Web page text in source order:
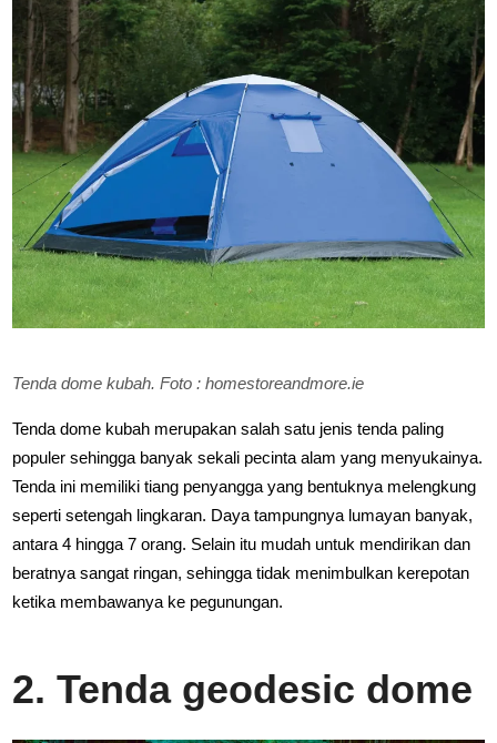
Tenda dome kubah. Foto : homestoreandmore.ie
Tenda dome kubah merupakan salah satu jenis tenda paling
populer sehingga banyak sekali pecinta alam yang menyukainya.
Tenda ini memiliki tiang penyangga yang bentuknya melengkung
seperti setengah lingkaran. Daya tampungnya lumayan banyak,
antara 4 hingga 7 orang. Selain itu mudah untuk mendirikan dan
beratnya sangat ringan, sehingga tidak menimbulkan kerepotan
ketika membawanya ke pegunungan.
2. Tenda geodesic dome